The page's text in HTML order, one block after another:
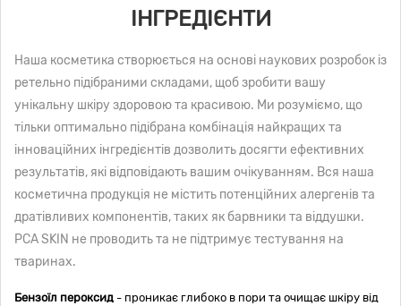
ІНГРЕДІЄНТИ
Наша косметика створюється на основі наукових розробок із
ретельно підібраними складами, щоб зробити вашу
унікальну шкіру здоровою та красивою. Ми розуміємо, що
тільки оптимально підібрана комбінація найкращих та
інноваційних інгредієнтів дозволить досягти ефективних
результатів, які відповідають вашим очікуванням. Вся наша
косметична продукція не містить потенційних алергенів та
дратівливих компонентів, таких як барвники та віддушки.
PCA SKIN не проводить та не підтримує тестування на
тваринах.
Бензоїл пероксид - проникає глибоко в пори та очищає шкіру від